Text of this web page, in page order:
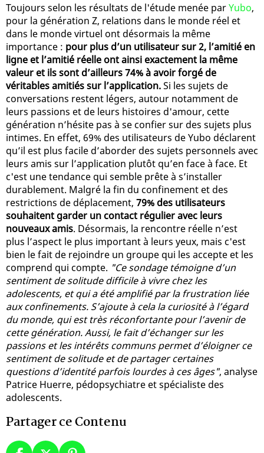
Toujours selon les résultats de l'étude menée parYubo,
pour la génération Z, relations dans le monde réel et
dans le monde virtuel ont désormais la même
importance : pour plus d’un utilisateur sur 2, l’amitié en
ligne et l’amitié réelle ont ainsi exactement la même
valeur et ils sont d’ailleurs 74% à avoir forgé de
véritables amitiés sur l’application.Si les sujets de
conversations restent légers, autour notamment de
leurs passions et de leurs histoires d'amour, cette
génération n’hésite pas à se confier sur des sujets plus
intimes. En effet, 69% des utilisateurs de Yubo déclarent
qu’il est plus facile d’aborder des sujets personnels avec
leurs amis sur l’application plutôt qu’en face à face. Et
c'est une tendance qui semble prête à s’installer
durablement. Malgré la fin du confinement et des
restrictions de déplacement, 79% des utilisateurs
souhaitent garder un contact régulier avec leurs
nouveaux amis. Désormais, la rencontre réelle n’est
plus l’aspect le plus important à leurs yeux, mais c'est
bien le fait de rejoindre un groupe qui les accepte et les
comprend qui compte. "Ce sondage témoigne d’un
sentiment de solitude difficile à vivre chez les
adolescents, et qui a été amplifié par la frustration liée
aux confinements. S’ajoute à cela la curiosité à l’égard
du monde, qui est très réconfortante pour l’avenir de
cette génération. Aussi, le fait d’échanger sur les
passions et les intérêts communs permet d’éloigner ce
sentiment de solitude et de partager certaines
questions d’identité parfois lourdes à ces âges", analyse
Patrice Huerre, pédopsychiatre et spécialiste des
adolescents.
Partager ce Contenu